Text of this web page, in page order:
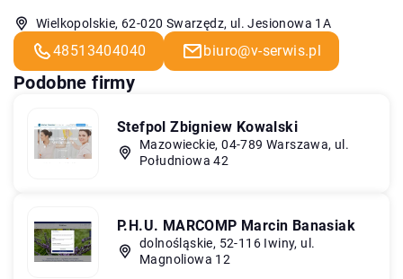
Wielkopolskie, 62-020 Swarzędz, ul. Jesionowa 1A
48513404040 biuro@v-serwis.pl
Podobne firmy
Stefpol Zbigniew Kowalski
Mazowieckie, 04-789 Warszawa, ul.
Południowa 42
P.H.U. MARCOMP Marcin Banasiak
dolnośląskie, 52-116 Iwiny, ul.
Magnoliowa 12